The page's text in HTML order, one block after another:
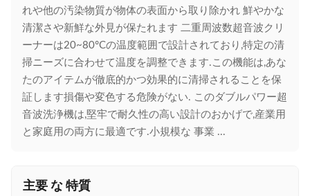
れや他の汚染物質が物体の表面から取り除かれ 鮮やかな
清潔さや新鮮な外見が保たれます 二重周波数超音波クリ
ーナーは20~80°Cの温度範囲で設計されており,特定の清
掃ニーズに合わせて温度を調整できます.この機能は,あな
たのアイテムが徹底的かつ効果的に清掃されることを保
証します損傷や変色する危険がない. このダブルパワー超
音波洗浄機は,堅牢で耐久性の高い設計のおかげで,産業用
と家庭用の両方に最適です.小規模な 事業 ...
主要 な 特質